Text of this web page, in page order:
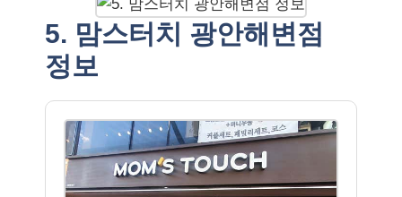
5. 맘스터치 광안해변점
정보